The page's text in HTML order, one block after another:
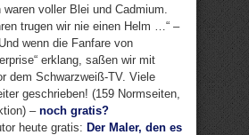
voller Blei und Cadmium.
trugen wir nie einen Helm …“ –
wenn die Fanfare von
erklang, saßen wir mit
dem Schwarzweiß-TV. Viele
geschrieben! (159 Normseiten,
–noch gratis?
heute gratis: Der Maler, den es